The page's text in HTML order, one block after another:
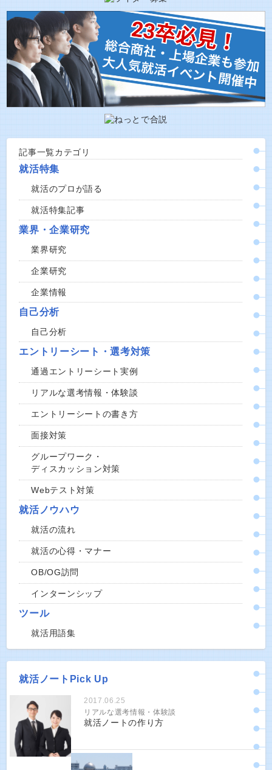
記事一覧カテゴリ
就活特集
就活のプロが語る
就活特集記事
業界・企業研究
業界研究
企業研究
企業情報
自己分析
自己分析
エントリーシート・選考対策
通過エントリーシート実例
リアルな選考情報・体験談
エントリーシートの書き方
面接対策
グループワーク・
ディスカッション対策
Webテスト対策
就活ノウハウ
就活の流れ
就活の心得・マナー
OB/OG訪問
インターンシップ
ツール
就活用語集
就活ノートPick Up
2017.06.25
リアルな選考情報・体験談
就活ノートの作り方